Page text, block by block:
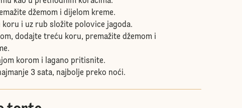
džemom i dijelom kreme.
koru i uz rub složite polovice jagoda.
dodajte treću koru, premažite džemom i
korom i lagano pritisnite.
3 sata, najbolje preko noći.